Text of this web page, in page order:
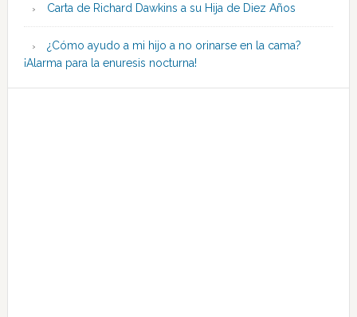
Carta de Richard Dawkins a su Hija de Diez Años
¿Cómo ayudo a mi hijo a no orinarse en la cama?
¡Alarma para la enuresis nocturna!